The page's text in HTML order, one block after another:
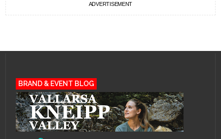
ADVERTISEMENT
BRAND & EVENT BLOG